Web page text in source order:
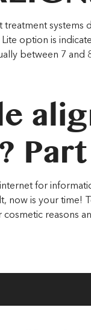
treatment
option is
between 7 and
for
now is your time!
reasons